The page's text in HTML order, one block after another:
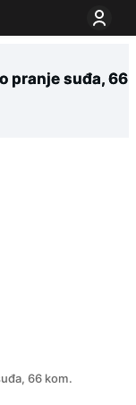
pranje suđa, 66
66 kom.